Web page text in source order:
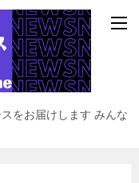
をお届けします みんな